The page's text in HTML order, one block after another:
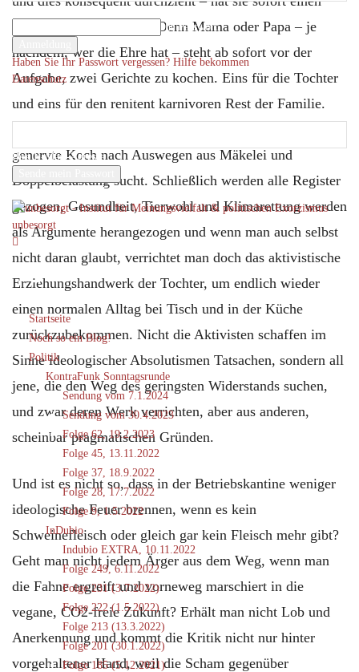
Ihr Passwort
Haben Sie Ihr Passwort vergessen? Hilfe bekommen
Datenschutz
Passwort-Wiederherstellung
Ihre E-Mail-Adresse
Ein Passwort wird Ihnen per Email zugeschickt.
unbesorgt
Startseite
Noch so ein Blog!
Politik
KontraFunk Sonntagsrunde
Sendung vom 7.1.2024
Sendung vom 30.4.2023
Folge 62, 19.2.2023
Folge 45, 13.11.2022
Folge 37, 18.9.2022
Folge 28, 17.7.2022
Folge 9, 1.5.2022
InDubio
Indubio EXTRA, 10.11.2022
Folge 249, 6.11.2022
Folge 231 (3.7.2022)
Folge 222 (1.5.2022)
Folge 213 (13.3.2022)
Folge 201 (30.1.2022)
Folge 185 (5.12.2021)
mächtigen Verbündeten. Denn Mama oder Papa – je
nachdem, wer die Ehre hat – steht ab sofort vor der
Aufgabe, zwei Gerichte zu kochen. Eins für die Tochter
und eins für den renitent karnivoren Rest der Familie.
genervte Koch nach Auswegen aus Mäkelei und
Doppelbelastung sucht. Schließlich werden alle Register
gezogen, Gesundheit, Tierwohl und Klimarettung werden
als Argumente herangezogen und wenn man auch selbst
nicht daran glaubt, verrichtet man doch das aktivistische
Erziehungshandwerk der Tochter, um endlich wieder
einen normalen Alltag bei Tisch und in der Küche
zurückzubekommen. Nicht die Aktivisten schaffen im
Sinne ideologischer Absolutismen Tatsachen, sondern all
jene, die den Weg des geringsten Widerstands suchen,
und zwar deren Werk verrichten, aber aus anderen,
scheinbar pragmatischen Gründen.
Und ist es nicht so, dass in der Betriebskantine weniger
ideologische Feuer brennen, wenn es kein
Schweinefleisch oder gleich gar kein Fleisch mehr gibt?
Geht man nicht jedem Ärger aus dem Weg, wenn man
die Fahne ergreift und vorneweg marschiert in die
vegane, CO2-freie Zukunft? Erhält man nicht Lob und
Anerkennung und kommt die Kritik nicht nur hinter
vorgehaltener Hand, weil die Scham gegenüber